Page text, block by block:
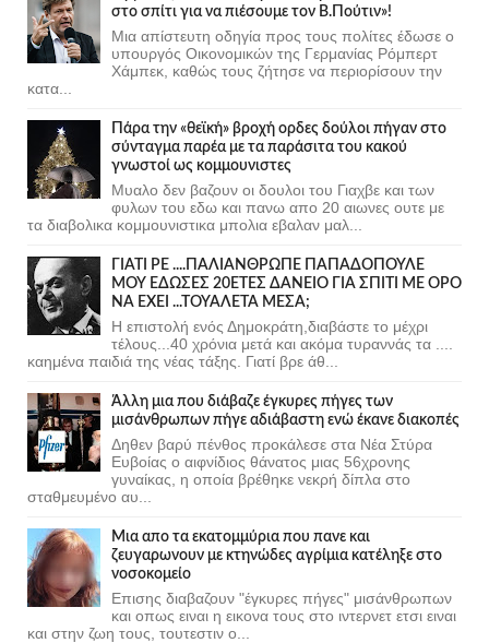
στο σπίτι για να πιέσουμε τον Β.Πούτιν»!
Μια απίστευτη οδηγία προς τους πολίτες έδωσε ο
υπουργός Οικονομικών της Γερμανίας Ρόμπερτ
Χάμπεκ, καθώς τους ζήτησε να περιορίσουν την
κατα...
Πάρα την «θεϊκή» βροχή ορδες δούλοι πήγαν στο
σύνταγμα παρέα με τα παράσιτα του κακού
γνωστοί ως κομμουνιστες
Μυαλο δεν βαζουν οι δουλοι του Γιαχβε και των
φυλων του εδω και πανω απο 20 αιωνες ουτε με
τα διαβολικα κομμουνιστικα μπολια εβαλαν μαλ...
ΓΙΑΤΙ ΡΕ ....ΠΑΛΙΑΝΘΡΩΠΕ ΠΑΠΑΔΟΠΟΥΛΕ
ΜΟΥ ΕΔΩΣΕΣ 20ΕΤΕΣ ΔΑΝΕΙΟ ΓΙΑ ΣΠΙΤΙ ΜΕ ΟΡΟ
ΝΑ ΕΧΕΙ ...ΤΟΥΑΛΕΤΑ ΜΕΣΑ;
Η επιστολή ενός Δημοκράτη,διαβάστε το μέχρι
τέλους...40 χρόνια μετά και ακόμα τυραννάς τα ....
καημένα παιδιά της νέας τάξης. Γιατί βρε άθ...
Άλλη μια που διάβαζε έγκυρες πήγες των
μισάνθρωπων πήγε αδιάβαστη ενώ έκανε διακοπές
Δηθεν βαρύ πένθος προκάλεσε στα Νέα Στύρα
Ευβοίας ο αιφνίδιος θάνατος μιας 56χρονης
γυναίκας, η οποία βρέθηκε νεκρή δίπλα στο
σταθμευμένο αυ...
Μια απο τα εκατομμύρια που πανε και
ζευγαρωνουν με κτηνώδες αγρίμια κατέληξε στο
νοσοκομείο
Επισης διαβαζουν "έγκυρες πήγες" μισάνθρωπων
και οπως ειναι η εικονα τους στο ιντερνετ ετσι ειναι
και στην ζωη τους, τουτεστιν ο...